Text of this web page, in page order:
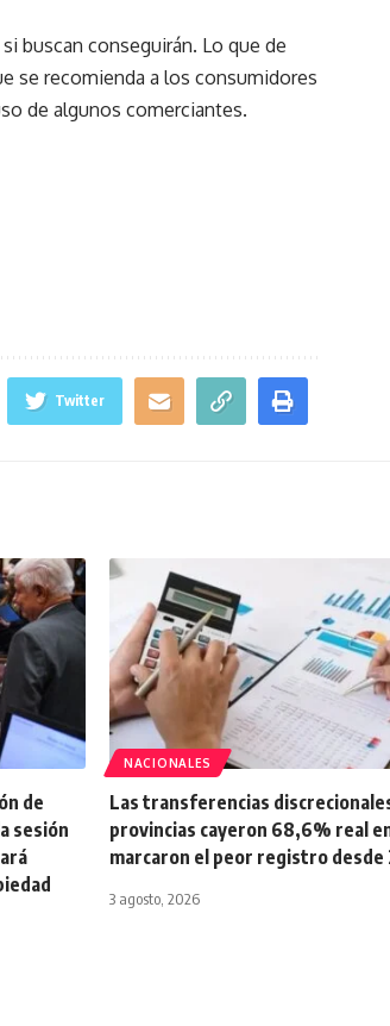
buscan conseguirán. Lo que de
se recomienda a los consumidores
de algunos comerciantes.
Twitter
de
sesión
NACIONALES
Las transferencias
provincias cayeron 68,6% real
marcaron el peor registro desde
3 agosto, 2026